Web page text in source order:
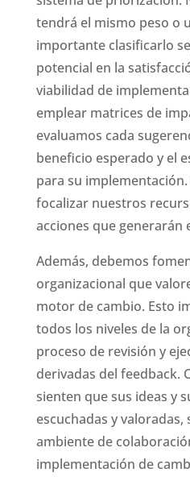
tendrá el mismo peso o
importante clasificarlo
potencial en la
viabilidad de
emplear matrices de
evaluamos cada
beneficio esperado y el
para su
focalizar nuestros
acciones que generarán
Además, debemos
organizacional que
motor de cambio. Esto
todos los niveles de la
proceso de revisión y
derivadas del feedback.
sienten que sus ideas y
escuchadas y valoradas,
ambiente de
implementación de